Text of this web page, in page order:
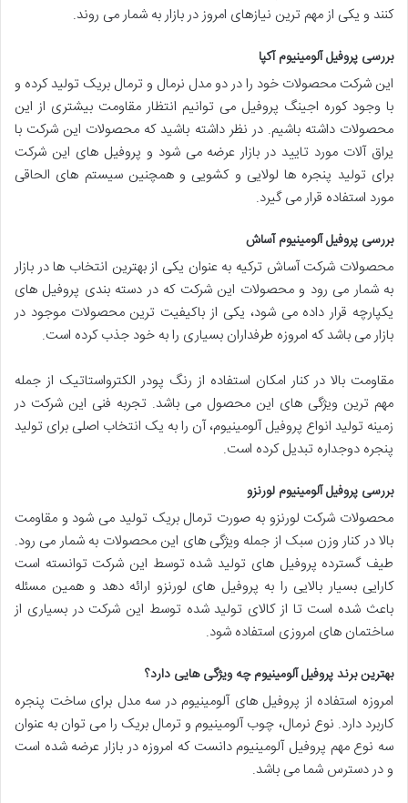
کنند و یکی از مهم ترین نیازهای امروز در بازار به شمار می روند.
بررسی پروفیل آلومینیوم آکپا
این شرکت محصولات خود را در دو مدل نرمال و ترمال بریک تولید کرده و
با وجود کوره اجینگ پروفیل می توانیم انتظار مقاومت بیشتری از این
محصولات داشته باشیم. در نظر داشته باشید که محصولات این شرکت با
یراق آلات مورد تایید در بازار عرضه می شود و پروفیل های این شرکت
برای تولید پنجره ها لولایی و کشویی و همچنین سیستم های الحاقی
مورد استفاده قرار می گیرد.
بررسی پروفیل آلومینیوم آساش
محصولات شرکت آساش ترکیه به عنوان یکی از بهترین انتخاب ها در بازار
به شمار می رود و محصولات این شرکت که در دسته بندی پروفیل های
یکپارچه قرار داده می شود، یکی از باکیفیت ترین محصولات موجود در
بازار می باشد که امروزه طرفداران بسیاری را به خود جذب کرده است.
مقاومت بالا در کنار امکان استفاده از رنگ پودر الکترواستاتیک از جمله
مهم ترین ویژگی های این محصول می باشد. تجربه فنی این شرکت در
زمینه تولید انواع پروفیل آلومینیوم، آن را به یک انتخاب اصلی برای تولید
پنجره دوجداره تبدیل کرده است.
بررسی پروفیل آلومینیوم لورنزو
محصولات شرکت لورنزو به صورت ترمال بریک تولید می شود و مقاومت
بالا در کنار وزن سبک از جمله ویژگی های این محصولات به شمار می رود.
طیف گسترده پروفیل های تولید شده توسط این شرکت توانسته است
کارایی بسیار بالایی را به پروفیل های لورنزو ارائه دهد و همین مسئله
باعث شده است تا از کالای تولید شده توسط این شرکت در بسیاری از
ساختمان های امروزی استفاده شود.
بهترین برند پروفیل آلومینیوم چه ویژگی هایی دارد؟
امروزه استفاده از پروفیل های آلومینیوم در سه مدل برای ساخت پنجره
کاربرد دارد. نوع نرمال، چوب آلومینیوم و ترمال بریک را می توان به عنوان
سه نوع مهم پروفیل آلومینیوم دانست که امروزه در بازار عرضه شده است
و در دسترس شما می باشد.